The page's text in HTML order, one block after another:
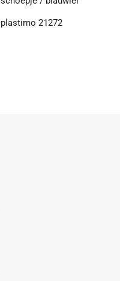
plastimo 21272